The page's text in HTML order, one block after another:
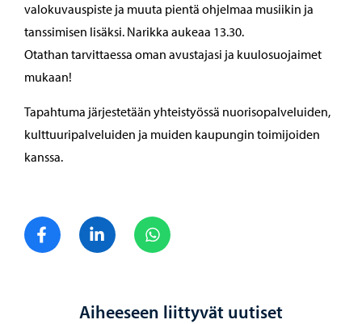
valokuvauspiste ja muuta pientä ohjelmaa musiikin ja
tanssimisen lisäksi. Narikka aukeaa 13.30.
Otathan tarvittaessa oman avustajasi ja kuulosuojaimet
mukaan!
Tapahtuma järjestetään yhteistyössä nuorisopalveluiden,
kulttuuripalveluiden ja muiden kaupungin toimijoiden
kanssa.
Jaa FacebookJaa LinkedIn
Aiheeseen liittyvät uutiset